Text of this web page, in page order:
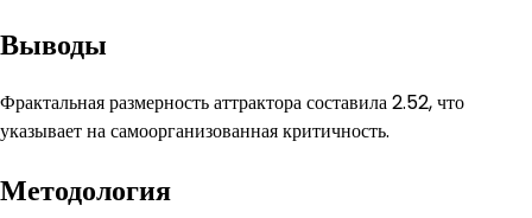
Выводы
Фрактальная размерность аттрактора составила 2.52, что
указывает на самоорганизованная критичность.
Методология